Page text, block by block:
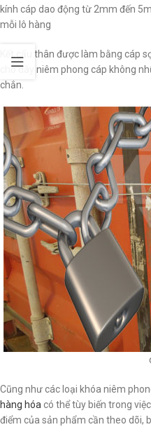
kính cáp dao động từ 2mm đến
mỗi lô hàng
Kết cấu thân được làm bằng cáp
cho dây niêm phong cáp không
chắn.
dây cáp
Cũng như các loại khóa niêm
hàng hóa có thể tùy biến trong
điểm của sản phẩm cần theo dõi,